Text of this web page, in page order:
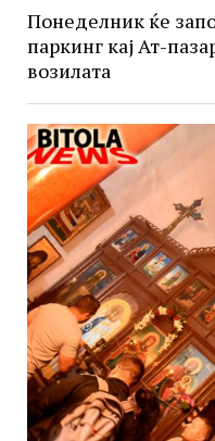
Понеделник ќе
паркинг кај Ат-
возилата